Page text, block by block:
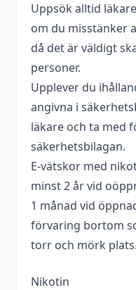
Uppsök alltid
om du misstänker
då det är väldigt
personer.
Upplever du
angivna i
läkare och ta med
säkerhetsbilagan.
E-vätskor med
minst 2 år vid
1 månad vid
förvaring bortom
torr och mörk plats.
Nikotin